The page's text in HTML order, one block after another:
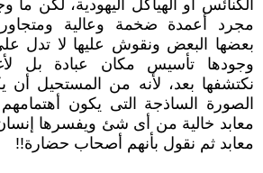
الكنائس أو الهياكل اليهودية، لكن ما
مجرد أعمدة ضخمة وعالية
‏بعضها البعض ونقوش عليها لا تدل
وجودها تأسيس مكان عبادة بل
نكتشفها بعد، لأنه من ‏المستحيل أن
الصورة الساذجة التى يكون
معابد خالية من أى شئ ويفسرها إنسان
معابد ثم نقول بأنهم أصحاب حضارة!!‏